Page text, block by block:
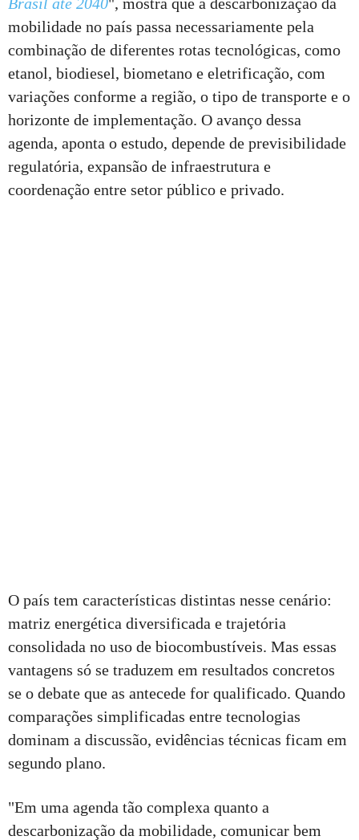
mobilidade no país passa necessariamente pela
combinação de diferentes rotas tecnológicas, como
etanol, biodiesel, biometano e eletrificação, com
variações conforme a região, o tipo de transporte e o
horizonte de implementação. O avanço dessa
agenda, aponta o estudo, depende de previsibilidade
regulatória, expansão de infraestrutura e
coordenação entre setor público e privado.
O país tem características distintas nesse cenário:
matriz energética diversificada e trajetória
consolidada no uso de biocombustíveis. Mas essas
vantagens só se traduzem em resultados concretos
se o debate que as antecede for qualificado. Quando
comparações simplificadas entre tecnologias
dominam a discussão, evidências técnicas ficam em
segundo plano.
"Em uma agenda tão complexa quanto a
descarbonização da mobilidade, comunicar bem